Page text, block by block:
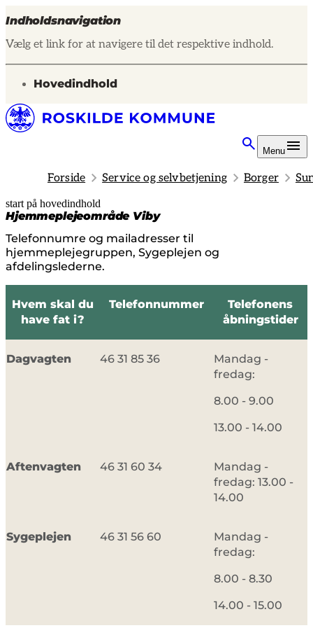
Indholdsnavigation
Vælg et link for at navigere til det respektive indhold.
gå til
Hovedindhold
Menu
Forside Service og selvbetjening Borger
start på hovedindhold
Hjemmeplejeområde Viby
Telefonnumre og mailadresser til
hjemmeplejegruppen, Sygeplejen og
afdelingslederne.
senest opdateret 15. juni 2026
Hvem skal du
have fat i?
Telefonnummer
Telefonens
åbningstider
Dagvagten 46 31 85 36
Mandag -
fredag:
8.00 - 9.00
13.00 - 14.00
Aftenvagten 46 31 60 34
Mandag -
fredag: 13.00 -
14.00
Sygeplejen 46 31 56 60
Mandag -
fredag:
8.00 - 8.30
14.00 - 15.00